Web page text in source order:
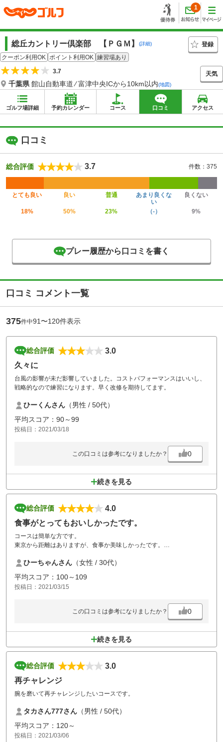
1
総丘カントリー倶楽部 【ＰＧＭ】 (詳細)
登録
クーポン利用OK ポイント利用OK 練習場あり
3.7
千葉県 館山自動車道 ⁄ 富津中央ICから10km以内(地図)
天気
ゴルフ場詳細 予約カレンダー コース 口コミ アクセス
口コミ
総合評価 3.7 件数：375
とても良い 良い 普通
あまり良くな
い
良くない
18% 50% 23% （-） 9%
プレー履歴から口コミを書く
口コミ コメント一覧
375件中91〜120件表示
総合評価
3.0
久々に
台風の影響が未だ影響していました。コストパフォーマンスはいいし、
戦略的なので練習になります。早く改修を期待してます。
ひーくんさん （男性 / 50代）
平均スコア：90～99
投稿日：2021/03/18
この口コミは参考になりましたか？ 0
続きを見る
総合評価
4.0
食事がとってもおいしかったです。
コースは簡単な方です。
東京から距離はありますが、食事か美味しかったです。
お風呂は古そうだったので入浴しませんでした。
御飯がおいしかったのと、プレイもやりやすかったので、また行きたい
ひーちゃんさん （女性 / 30代）
平均スコア：100～109
投稿日：2021/03/15
この口コミは参考になりましたか？ 0
続きを見る
総合評価
3.0
再チャレンジ
腕を磨いて再チャレンジしたいコースです。
タカさん777さん （男性 / 50代）
平均スコア：120～
投稿日：2021/03/06